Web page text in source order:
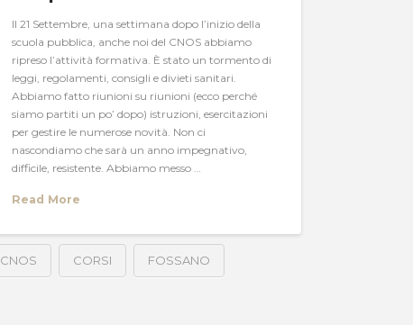
Il 21 Settembre, una settimana dopo l’inizio della
scuola pubblica, anche noi del CNOS abbiamo
ripreso l’attività formativa. È stato un tormento di
leggi, regolamenti, consigli e divieti sanitari.
Abbiamo fatto riunioni su riunioni (ecco perché
siamo partiti un po’ dopo) istruzioni, esercitazioni
per gestire le numerose novità. Non ci
nascondiamo che sarà un anno impegnativo,
difficile, resistente. Abbiamo messo …
Read More
CNOS CORSI FOSSANO